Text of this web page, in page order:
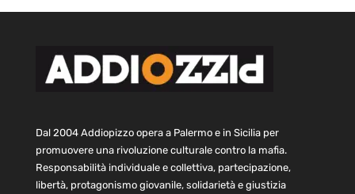
Dal 2004 Addiopizzo opera a Palermo e in Sicilia per
promuovere una rivoluzione culturale contro la mafia.
Responsabilità individuale e collettiva, partecipazione,
libertà, protagonismo giovanile, solidarietà e giustizia